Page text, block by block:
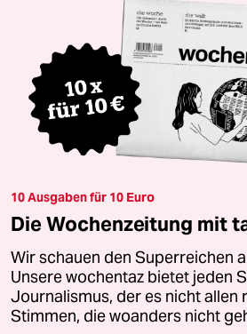
10 Ausgaben für 10 Euro
Die Wochenzeitung mit
Wir schauen den Superreichen
Unsere wochentaz bietet jeden
Journalismus, der es nicht allen
Stimmen, die woanders nicht